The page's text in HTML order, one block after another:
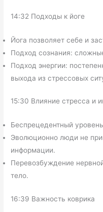
14:32 Подходы к йоге
Йога позволяет себе и
Подход сознания:
Подход энергии:
выхода из стрессовых
15:30 Влияние стресса и
Беспрецедентный
Эволюционно люди не
информации.
Перевозбуждение
тело.
16:39 Важность коврика